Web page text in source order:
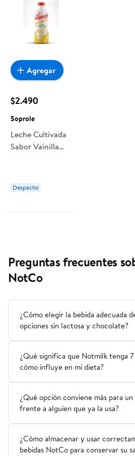
$2.490
Soprole
Leche Cultivada
Sabor Vainilla
Despacho
Agregar
Preguntas frecuentes
NotCo
¿Cómo elegir la bebida adecuada
opciones sin lactosa y chocolate?
¿Qué significa que Notmilk tenga
cómo influye en mi dieta?
¿Qué opción conviene más para
frente a alguien que ya la usa?
¿Cómo almacenar y usar
bebidas NotCo para conservar su